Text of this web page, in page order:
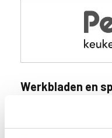
Werkbladen en